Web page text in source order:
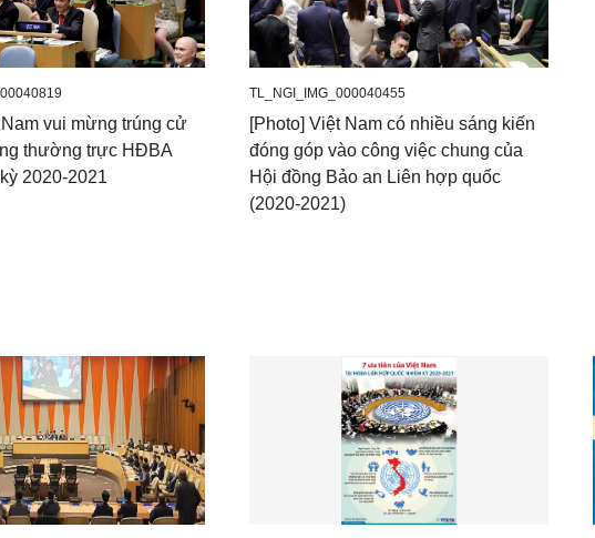
vui mừng trúng cử
thường trực HĐBA
2020-2021
TL_NGI_IMG_000040455
[Photo] Việt Nam có nhiều sáng kiến
đóng góp vào công việc chung của
Hội đồng Bảo an Liên hợp quốc
(2020-2021)